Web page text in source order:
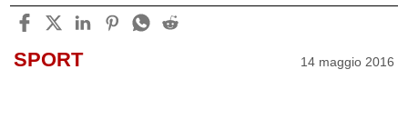
SPORT 14 maggio 2016